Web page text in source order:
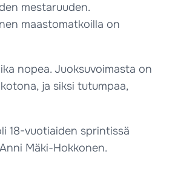
mestaruuden.
maastomatkoilla on
nopea. Juoksuvoimasta on
ja siksi tutumpaa,
18-vuotiaiden sprintissä
Mäki-Hokkonen.